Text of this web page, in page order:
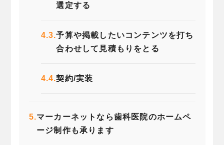
選定する
4.3.予算や掲載したいコンテンツを打ち
合わせして見積もりをとる
4.4.契約/実装
5.マーカーネットなら歯科医院のホームペ
ージ制作も承ります